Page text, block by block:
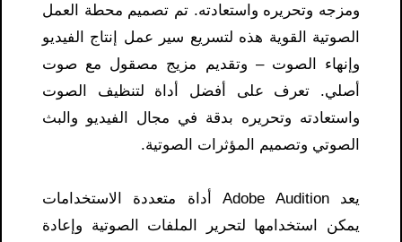
ومزجه وتحريره واستعادته. تم تصميم محطة العمل
الصوتية القوية هذه لتسريع سير عمل إنتاج الفيديو
وإنهاء الصوت – وتقديم مزيج مصقول مع صوت
أصلي. تعرف على أفضل أداة لتنظيف الصوت
واستعادته وتحريره بدقة في مجال الفيديو والبث
الصوتي وتصميم المؤثرات الصوتية.
يعد Adobe Audition أداة متعددة الاستخدامات
يمكن استخدامها لتحرير الملفات الصوتية وإعادة